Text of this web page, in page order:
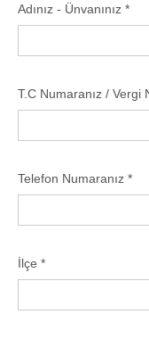
Adınız - Ünvanınız *
T.C Numaranız / Vergi
Telefon Numaranız *
İlçe *